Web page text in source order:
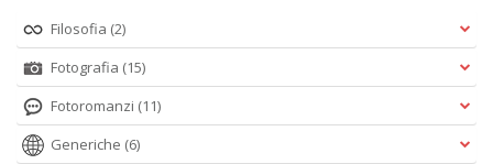
Filosofia (2)
Fotografia (15)
Fotoromanzi (11)
Generiche (6)